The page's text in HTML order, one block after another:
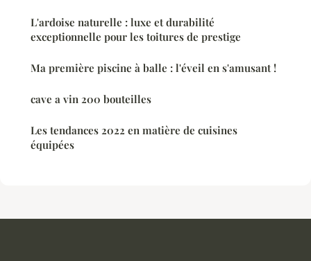
L'ardoise naturelle : luxe et durabilité
exceptionnelle pour les toitures de prestige
Ma première piscine à balle : l'éveil en s'amusant !
cave a vin 200 bouteilles
Les tendances 2022 en matière de cuisines
équipées